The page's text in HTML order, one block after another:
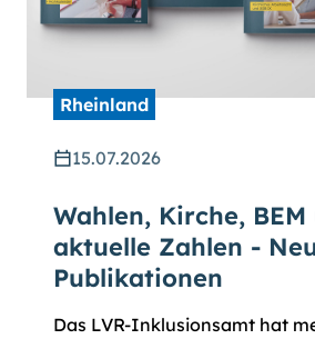
Rheinland
15.07.2026
Wahlen, Kirche, BEM
aktuelle Zahlen -
Publikationen
Das LVR-Inklusionsamt hat